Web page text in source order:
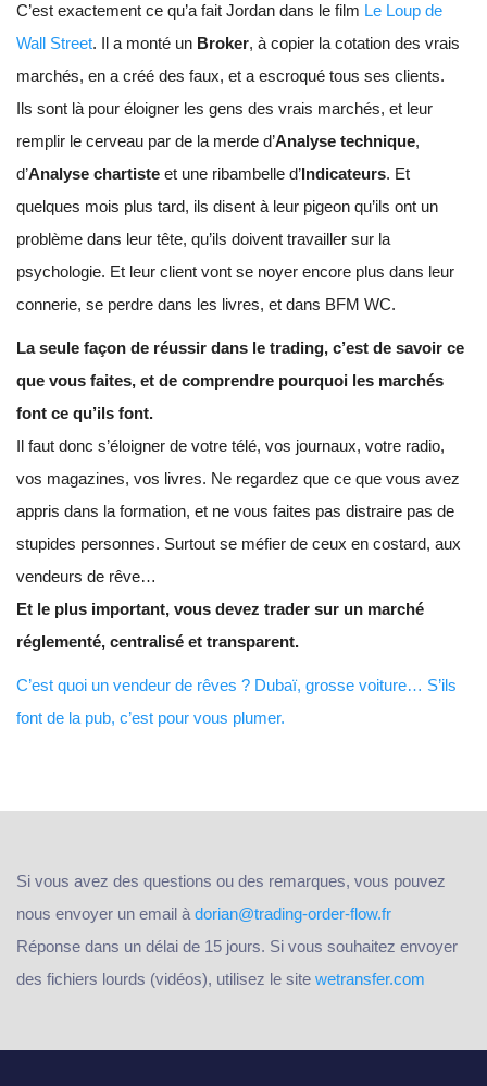
C’est exactement ce qu’a fait Jordan dans le film Le Loup de
Wall Street. Il a monté un Broker, à copier la cotation des vrais
marchés, en a créé des faux, et a escroqué tous ses clients.
Ils sont là pour éloigner les gens des vrais marchés, et leur
remplir le cerveau par de la merde d’Analyse technique,
d’Analyse chartiste et une ribambelle d’Indicateurs. Et
quelques mois plus tard, ils disent à leur pigeon qu’ils ont un
problème dans leur tête, qu’ils doivent travailler sur la
psychologie. Et leur client vont se noyer encore plus dans leur
connerie, se perdre dans les livres, et dans BFM WC.
La seule façon de réussir dans le trading, c’est de savoir ce
que vous faites, et de comprendre pourquoi les marchés
font ce qu’ils font.
Il faut donc s’éloigner de votre télé, vos journaux, votre radio,
vos magazines, vos livres. Ne regardez que ce que vous avez
appris dans la formation, et ne vous faites pas distraire pas de
stupides personnes. Surtout se méfier de ceux en costard, aux
vendeurs de rêve…
Et le plus important, vous devez trader sur un marché
réglementé, centralisé et transparent.
C’est quoi un vendeur de rêves ? Dubaï, grosse voiture… S’ils
font de la pub, c’est pour vous plumer.
Si vous avez des questions ou des remarques, vous pouvez
nous envoyer un email à dorian@trading-order-flow.fr
Réponse dans un délai de 15 jours. Si vous souhaitez envoyer
des fichiers lourds (vidéos), utilisez le site wetransfer.com